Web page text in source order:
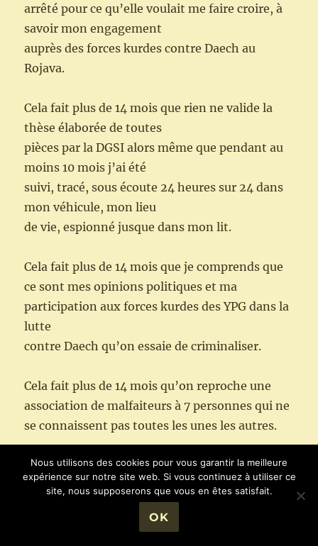
arrêté pour ce qu’elle voulait me faire croire, à
savoir mon engagement
auprès des forces kurdes contre Daech au
Rojava.
Cela fait plus de 14 mois que rien ne valide la
thèse élaborée de toutes
pièces par la DGSI alors même que pendant au
moins 10 mois j’ai été
suivi, tracé, sous écoute 24 heures sur 24 dans
mon véhicule, mon lieu
de vie, espionné jusque dans mon lit.
Cela fait plus de 14 mois que je comprends que
ce sont mes opinions politiques et ma
participation aux forces kurdes des YPG dans la
lutte
contre Daech qu’on essaie de criminaliser.
Cela fait plus de 14 mois qu’on reproche une
association de malfaiteurs à 7 personnes qui ne
se connaissent pas toutes les unes les autres.
Cela fait plus de 14 mois à répondre aux
questions d’un juge d’instruction utilisant les
mêmes techniques tortueuses que la DGSI : la
manipulation, la décontextualisation,
Nous utilisons des cookies pour vous garantir la meilleure
expérience sur notre site web. Si vous continuez à utiliser ce
site, nous supposerons que vous en êtes satisfait.
OK